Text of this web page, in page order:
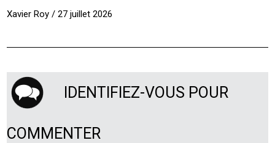
Xavier Roy / 27 juillet 2026
IDENTIFIEZ-VOUS POUR
COMMENTER